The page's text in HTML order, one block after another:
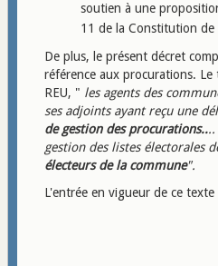
soutien à une
11 de la Constitution
De plus, le présent décret
référence aux procurations.
REU, " les agents des
ses adjoints ayant reçu une
de gestion des procurations..
gestion des listes électorales
électeurs de la commune".
L'entrée en vigueur de ce